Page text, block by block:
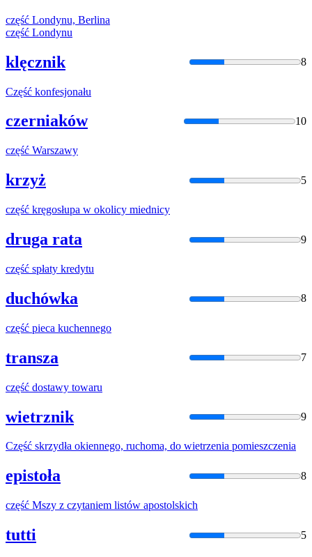
część Londynu, Berlina
część Londynu
klęcznik 8
Część konfesjonału
czerniaków 10
część Warszawy
krzyż 5
część kręgosłupa w okolicy miednicy
druga rata 9
część spłaty kredytu
duchówka 8
część pieca kuchennego
transza 7
część dostawy towaru
wietrznik 9
Część skrzydła okiennego, ruchoma, do wietrzenia pomieszczenia
epistoła 8
część Mszy z czytaniem listów apostolskich
tutti 5